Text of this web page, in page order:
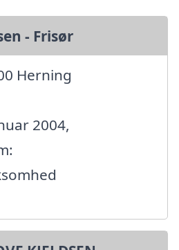
- Frisør
Herning
2004,